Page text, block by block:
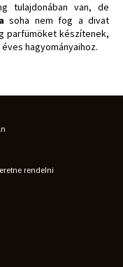
tulajdonában van, de
soha nem fog a divat
parfümöket készítenek,
hagyományaihoz.
rendelni